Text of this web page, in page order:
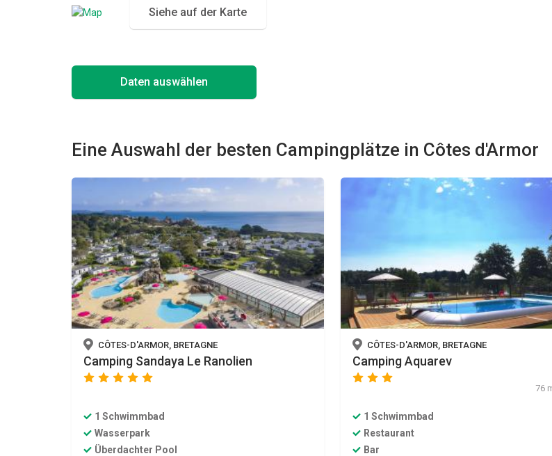
Siehe auf der Karte
Daten auswählen
Eine Auswahl der besten Campingplätze in Côtes d'Armor
CÔTES-D'ARMOR, BRETAGNE
Camping Sandaya Le Ranolien
starstarstarstarstar
1 Schwimmbad
Wasserpark
Überdachter Pool
CÔTES-D'ARMOR, BRETAGNE
Camping Aquarev
starstar
76
1 Schwimmbad
Restaurant
Bar